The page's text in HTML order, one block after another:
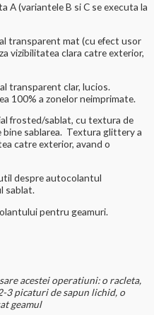
(variantele B si C se executa la
transparent mat (cu efect usor
vizibilitatea clara catre exterior,
transparent clar, lucios.
100% a zonelor neimprimate.
frosted/sablat, cu textura de
sablarea. Textura glittery a
catre exterior, avand o
despre autocolantul
sablat.
pentru geamuri.
acestei operatiuni: o racleta,
3 picaturi de sapun lichid, o
geamul